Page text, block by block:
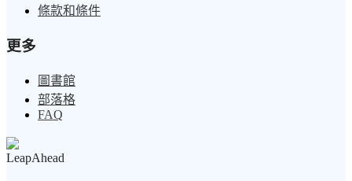
條款和條件
更多
圖書館
部落格
FAQ
LeapAhead